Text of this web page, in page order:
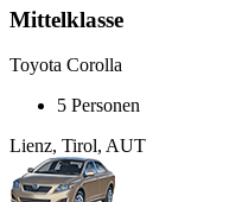
Mittelklasse
Toyota Corolla
5 Personen
Lienz, Tirol, AUT